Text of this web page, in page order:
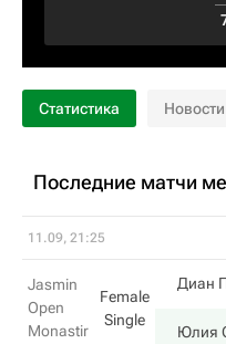
Статистика
Последние матчи
11.09, 21:25
Jasmin
Open
Monastir
Female
Single
Диан
Юлия